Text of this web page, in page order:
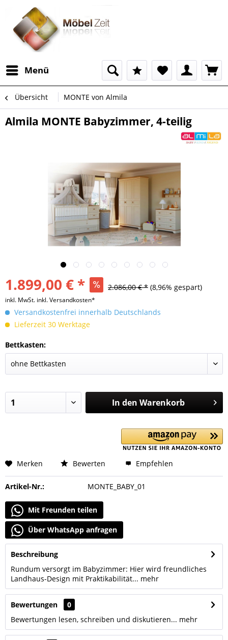
Menü
Übersicht MONTE von Almila
Almila MONTE Babyzimmer, 4-teilig
1.899,00 € * 2.086,00 € * (8,96% gespart)
inkl. MwSt. inkl. Versandkosten*
Versandkostenfrei innerhalb Deutschlands
Lieferzeit 30 Werktage
Bettkasten:
In den Warenkorb
Merken Bewerten Empfehlen
Artikel-Nr.: MONTE_BABY_01
Mit Freunden teilen
Über WhatsApp anfragen
Beschreibung
Rundum versorgt im Babyzimmer: Hier wird freundliches
Landhaus-Design mit Praktikabilität... mehr
Bewertungen
0
Bewertungen lesen, schreiben und diskutieren... mehr